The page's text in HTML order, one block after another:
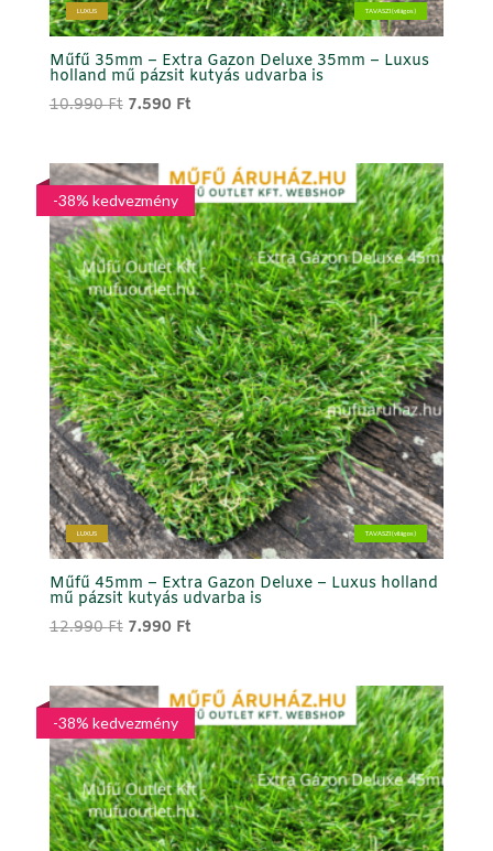
LUXUS TAVASZI (világos)
Műfű 35mm – Extra Gazon Deluxe 35mm – Luxus
holland mű pázsit kutyás udvarba is
10.990Ft Original
10.990 Ft.
7.590 FtCurrent
7.590 Ft.
LUXUS TAVASZI (világos)
-38% kedvezmény
Műfű 45mm – Extra Gazon Deluxe – Luxus holland
mű pázsit kutyás udvarba is
12.990Ft Original
12.990 Ft.
7.990 FtCurrent
7.990 Ft.
-38% kedvezmény